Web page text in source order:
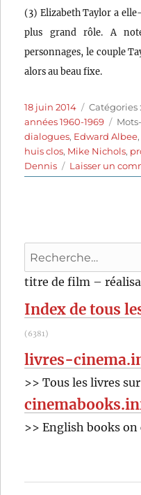
(3) Elizabeth Taylor a
plus grand rôle. A
personnages, le couple
alors au beau fixe.
Publié
le
18 juin 2014 Catégories
Catégories
années 1960-1969
dialogues, Edward Albee,
huis clos, Mike Nichols,
Dennis
Laisser un
Recherche
pour
titre de film –
Index de tous
(6381)
livres-
>> Tous les livres
>> English books on